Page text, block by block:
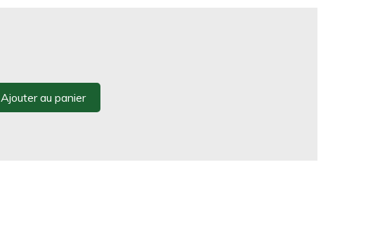
Ajouter au panier